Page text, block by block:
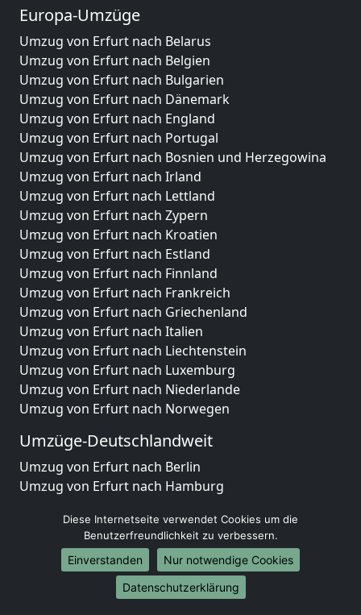
Europa-Umzüge
Umzug von Erfurt nach Belarus
Umzug von Erfurt nach Belgien
Umzug von Erfurt nach Bulgarien
Umzug von Erfurt nach Dänemark
Umzug von Erfurt nach England
Umzug von Erfurt nach Portugal
Umzug von Erfurt nach Bosnien und Herzegowina
Umzug von Erfurt nach Irland
Umzug von Erfurt nach Lettland
Umzug von Erfurt nach Zypern
Umzug von Erfurt nach Kroatien
Umzug von Erfurt nach Estland
Umzug von Erfurt nach Finnland
Umzug von Erfurt nach Frankreich
Umzug von Erfurt nach Griechenland
Umzug von Erfurt nach Italien
Umzug von Erfurt nach Liechtenstein
Umzug von Erfurt nach Luxemburg
Umzug von Erfurt nach Niederlande
Umzug von Erfurt nach Norwegen
Umzüge-Deutschlandweit
Umzug von Erfurt nach Berlin
Umzug von Erfurt nach Hamburg
Umzug von Erfurt nach Köln
Umzug von Erfurt nach Frankfurt am Main
Umzug von Erfurt nach Stuttgart
Umzug von Erfurt nach Düsseldorf
Umzug von Erfurt nach Leipzig
Diese Internetseite verwendet Cookies um die
Benutzerfreundlichkeit zu verbessern.
Einverstanden
Nur notwendige Cookies
Datenschutzerklärung